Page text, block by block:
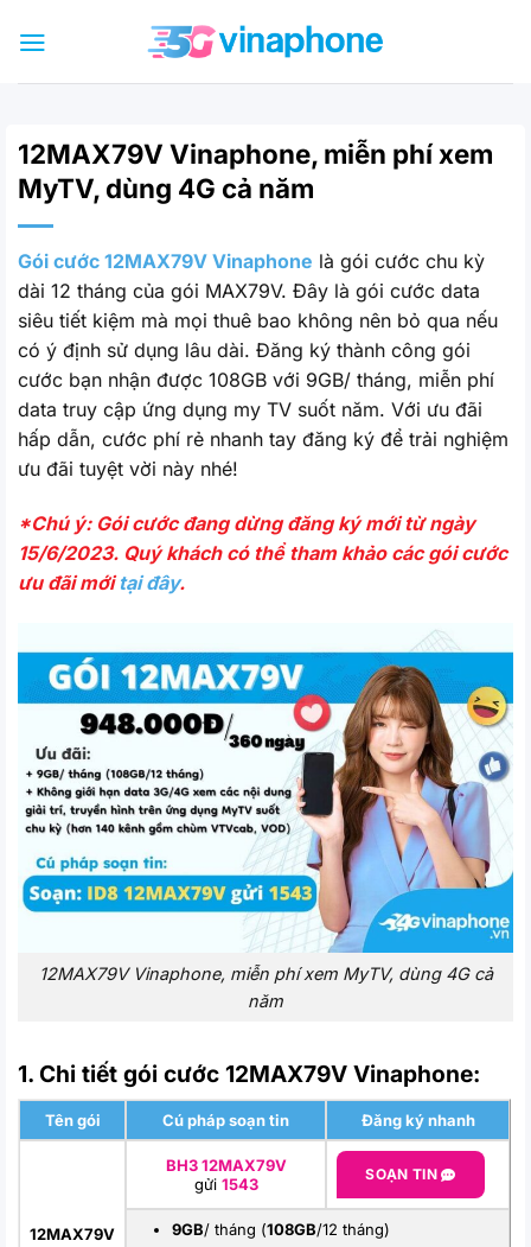
qua
12MAX79V Vinaphone, miễn phí xem
MyTV, dùng 4G cả năm
Gói cước 12MAX79V Vinaphone là gói cước chu kỳ
dài 12 tháng của gói MAX79V. Đây là gói cước data
siêu tiết kiệm mà mọi thuê bao không nên bỏ qua nếu
có ý định sử dụng lâu dài. Đăng ký thành công gói
cước bạn nhận được 108GB với 9GB/ tháng, miễn phí
data truy cập ứng dụng my TV suốt năm. Với ưu đãi
hấp dẫn, cước phí rẻ nhanh tay đăng ký để trải nghiệm
ưu đãi tuyệt vời này nhé!
*Chú ý: Gói cước đang dừng đăng ký mới từ ngày
15/6/2023. Quý khách có thể tham khảo các gói cước
ưu đãi mớitại đây.
12MAX79V Vinaphone, miễn phí xem MyTV, dùng 4G cả
năm
1. Chi tiết gói cước 12MAX79V Vinaphone:
Tên gói Cú pháp soạn tin Đăng ký nhanh
12MAX79V
BH3 12MAX79V
gửi 1543
SOẠN TIN
9GB/ tháng (108GB/12 tháng)